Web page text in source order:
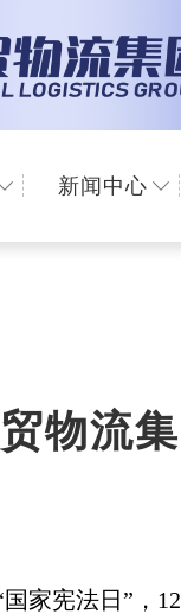
新闻中心
物流
家宪法日”，